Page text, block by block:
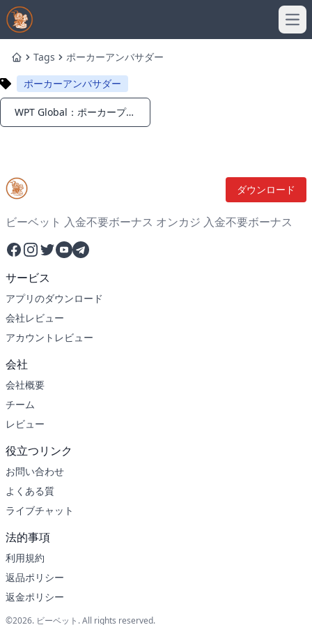
HomeTags
ポーカーアンバサダー
ポーカーアンバサダー
Notifications WPT Global：ポーカープレーヤー向けの最高の選択肢
ダウンロード
ビーベット 入金不要ボーナス オンカジ 入金不要ボーナス
Facebook
Instagram
Twitter
YouTube
Telegram
サービス
アプリのダウンロード
会社レビュー
アカウントレビュー
会社
会社概要
チーム
レビュー
役立つリンク
お問い合わせ
よくある質
ライブチャット
法的事項
利用規約
返品ポリシー
返金ポリシー
©2026. ビーベット. All rights reserved.